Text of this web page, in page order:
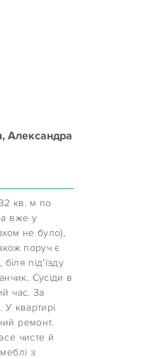
Александра
кв. м по
вже у
не було),
поруч є
під'їзду
Сусіди в
час. За
У квартирі
ремонт.
чисте й
з